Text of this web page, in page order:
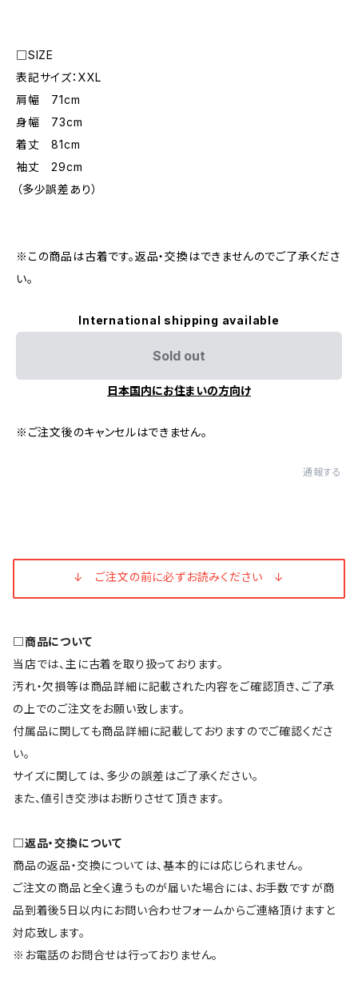
□SIZE
表記サイズ：XXL
肩幅 71cm
身幅 73cm
着丈 81cm
袖丈 29cm
（多少誤差あり）
※この商品は古着です。返品・交換はできませんのでご了承くださ
い。
International shipping available
Sold out
日本国内にお住まいの方向け
※ご注文後のキャンセルはできません。
通報する
↓ ご注文の前に必ずお読みください ↓
□商品について
当店では、主に古着を取り扱っております。
汚れ・欠損等は商品詳細に記載された内容をご確認頂き、ご了承
の上でのご注文をお願い致します。
付属品に関しても商品詳細に記載しておりますのでご確認くださ
い。
サイズに関しては、多少の誤差はご了承ください。
また、値引き交渉はお断りさせて頂きます。
□返品・交換について
商品の返品・交換については、基本的には応じられません。
ご注文の商品と全く違うものが届いた場合には、お手数ですが商
品到着後5日以内にお問い合わせフォームからご連絡頂けますと
対応致します。
※お電話のお問合せは行っておりません。